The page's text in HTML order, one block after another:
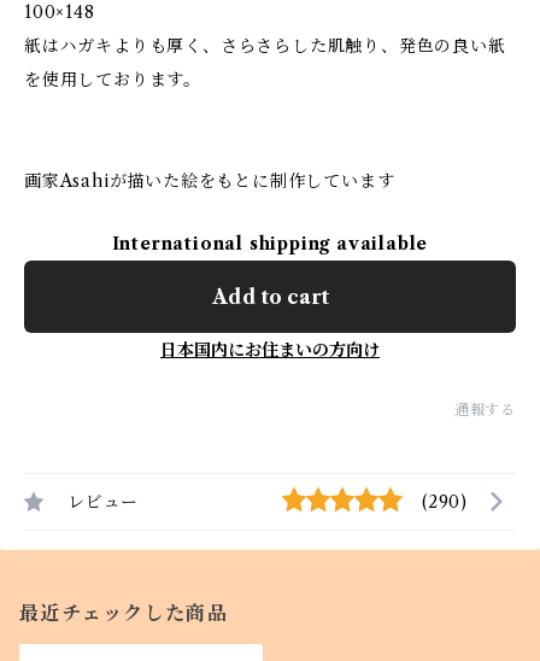
100×148
紙はハガキよりも厚く、さらさらした肌触り、発色の良い紙
を使用しております。
画家Asahiが描いた絵をもとに制作しています
International shipping available
Add to cart
日本国内にお住まいの方向け
通報する
レビュー (290)
最近チェックした商品